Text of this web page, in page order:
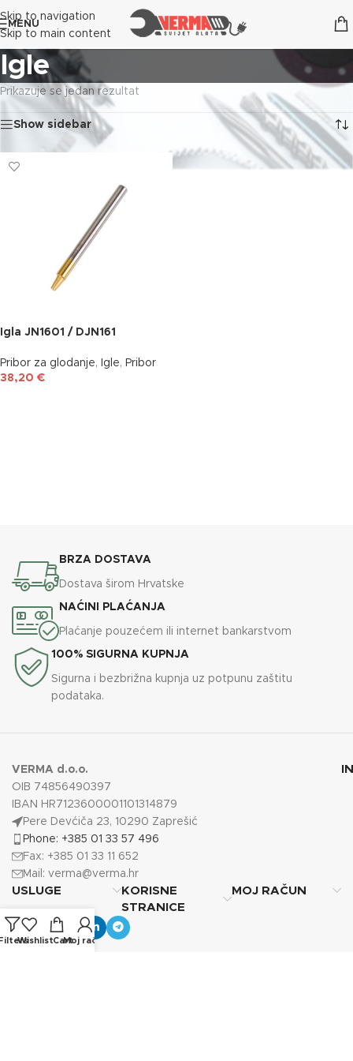
Skip to navigation
Skip to main content
MENU
Igle
Prikazuje se jedan rezultat
Show sidebar
Igla JN1601 / DJN161
Pribor za glodanje, Igle, Pribor
38,20 €
BRZA DOSTAVA
Dostava širom Hrvatske
NAĆINI PLAĆANJA
Plaćanje pouzećem ili internet bankarstvom
100% SIGURNA KUPNJA
Sigurna i bezbrižna kupnja uz potpunu zaštitu
podataka.
VERMA d.o.o.
OIB 74856490397
IBAN HR7123600001101314879
Pere Devćiča 23, 10290 Zaprešić
Phone: +385 01 33 57 496
Fax: +385 01 33 11 652
Mail: verma@verma.hr
USLUGE
KORISNE
STRANICE
MOJ RAČUN
WishlistCartMoj račun